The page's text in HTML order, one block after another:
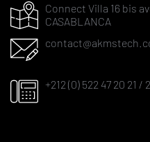
Connect Villa 16 bis
CASABLANCA
+212 (0) 522 47 20 21 /